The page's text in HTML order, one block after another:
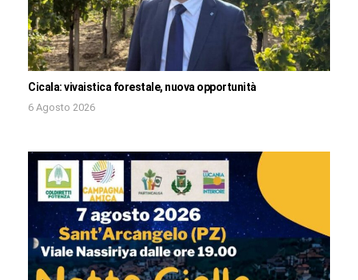
Cicala: vivaistica forestale, nuova opportunità
6 Agosto 2026